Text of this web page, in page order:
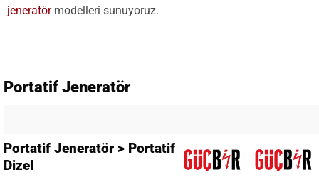
jeneratörmodelleri sunuyoruz.
Portatif Jeneratör
Portatif Jeneratör > Portatif
Dizel